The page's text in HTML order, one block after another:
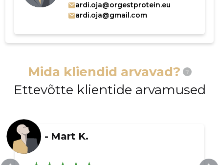
ardi.oja@orgestprotein.eu
ardi.oja@gmail.com
Mida kliendid arvavad? ?
Ettevõtte klientide arvamused
- Mart K.